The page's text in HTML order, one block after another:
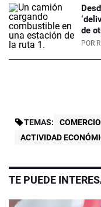
de
POR
TEMAS: COMERCIO
ACTIVIDAD
TE PUEDE